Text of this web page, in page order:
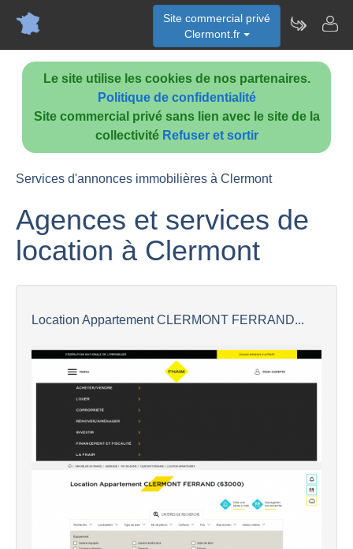
Le site utilise les cookies de nos partenaires.
Politique de confidentialité
Site commercial privé sans lien avec le site de la
collectivité Refuser et sortir
Site commercial privé
Clermont.fr
Services d'annonces immobilières à Clermont
Agences et services de
location à Clermont
Location Appartement CLERMONT FERRAND...